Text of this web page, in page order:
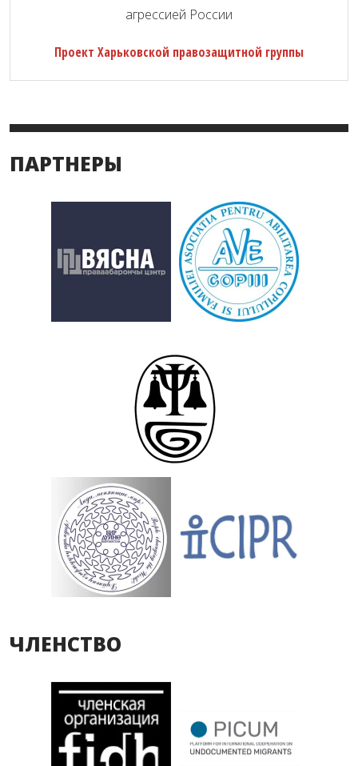
агрессией России
Проект Харьковской правозащитной группы
ПАРТНЕРЫ
ЧЛЕНСТВО